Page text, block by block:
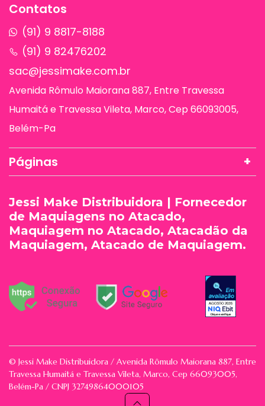
Contatos
(91) 9 8817-8188
(91) 9 82476202
sac@jessimake.com.br
Avenida Rômulo Maiorana 887, Entre Travessa
Humaitá e Travessa Vileta, Marco, Cep 66093005,
Belém-Pa
Páginas
Jessi Make Distribuidora | Fornecedor
de Maquiagens no Atacado,
Maquiagem no Atacado, Atacadão da
Maquiagem, Atacado de Maquiagem.
© Jessi Make Distribuidora / Avenida Rômulo Maiorana 887, Entre
Travessa Humaitá e Travessa Vileta, Marco, Cep 66093005,
Belém-Pa / CNPJ 32749864000105